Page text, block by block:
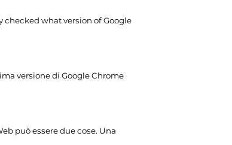
checked what version of Google
versione di Google Chrome
può essere due cose. Una